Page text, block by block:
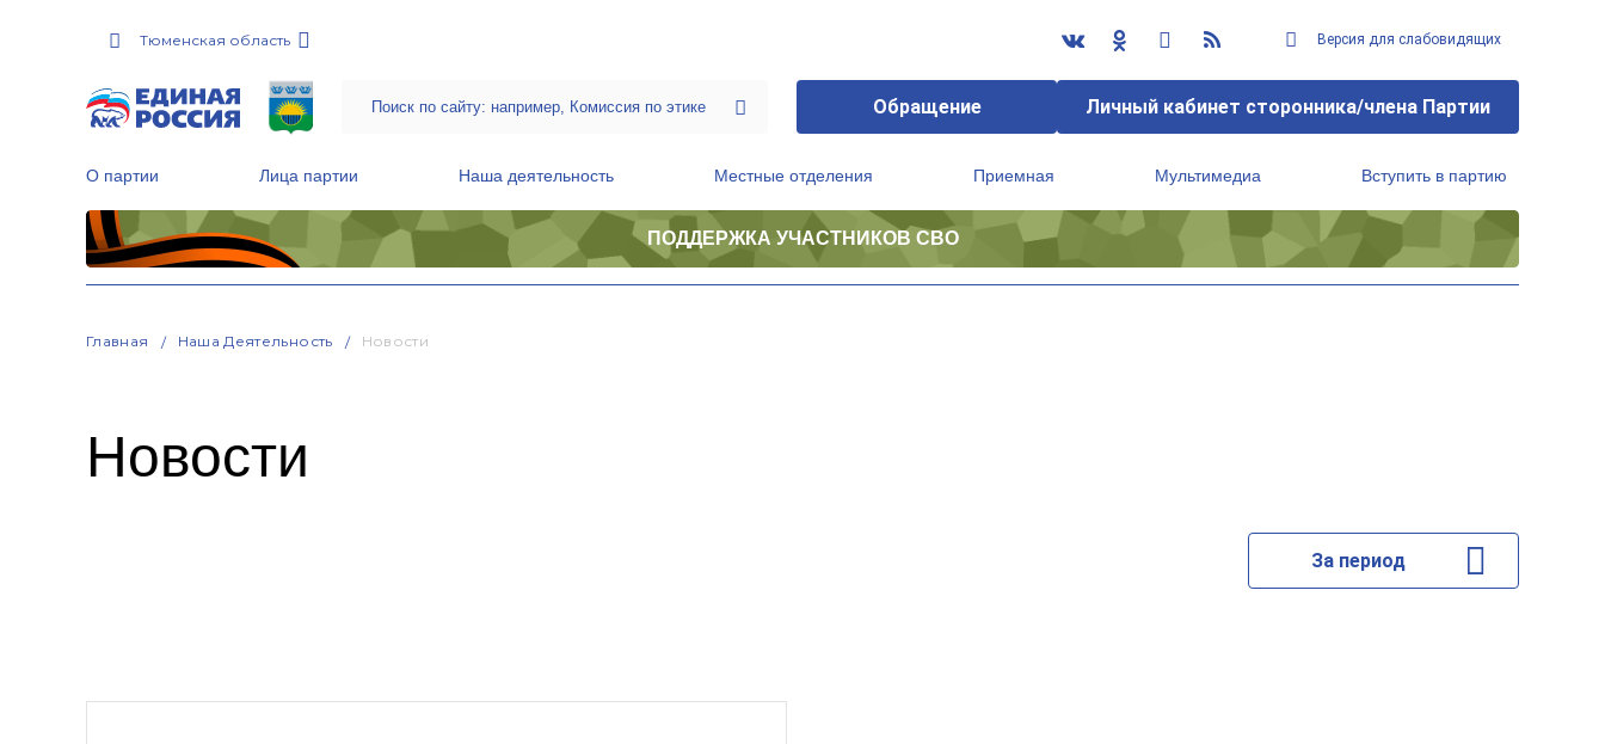
Тюменская область Версия для слабовидящих
Обращение Личный кабинет сторонника/члена Партии
О партии Лица партии Наша деятельность Местные отделения Приемная Мультимедиа Вступить в партию
ПОДДЕРЖКА УЧАСТНИКОВ СВО
Главная Наша Деятельность Новости
Новости
За период